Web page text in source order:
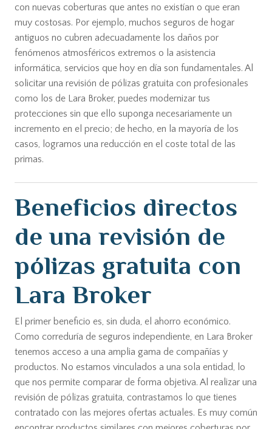
con nuevas coberturas que antes no existían o que eran
muy costosas. Por ejemplo, muchos seguros de hogar
antiguos no cubren adecuadamente los daños por
fenómenos atmosféricos extremos o la asistencia
informática, servicios que hoy en día son fundamentales. Al
solicitar una revisión de pólizas gratuita con profesionales
como los de Lara Broker, puedes modernizar tus
protecciones sin que ello suponga necesariamente un
incremento en el precio; de hecho, en la mayoría de los
casos, logramos una reducción en el coste total de las
primas.
Beneficios directos
de una revisión de
pólizas gratuita con
Lara Broker
El primer beneficio es, sin duda, el ahorro económico.
Como correduría de seguros independiente, en Lara Broker
tenemos acceso a una amplia gama de compañías y
productos. No estamos vinculados a una sola entidad, lo
que nos permite comparar de forma objetiva. Al realizar una
revisión de pólizas gratuita, contrastamos lo que tienes
contratado con las mejores ofertas actuales. Es muy común